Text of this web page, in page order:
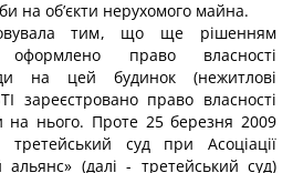
на об’єкти нерухомого майна.
тим, що ще рішенням
право власності
на цей будинок (нежитлові
зареєстровано право власності
на нього. Проте 25 березня 2009
суд при Асоціації
альянс» (далі - третейський суд)